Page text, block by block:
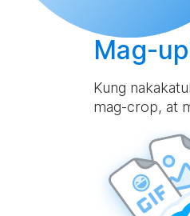
Mag-
Kung
mag-crop, at